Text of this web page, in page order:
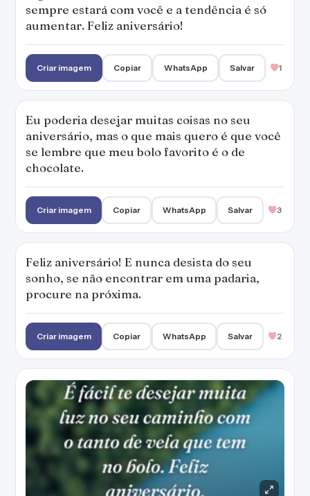
sempre estará com você e a tendência é só
aumentar. Feliz aniversário!
Criar imagem Copiar WhatsApp Salvar 1
Eu poderia desejar muitas coisas no seu
aniversário, mas o que mais quero é que você
se lembre que meu bolo favorito é o de
chocolate.
Criar imagem Copiar WhatsApp Salvar 3
Feliz aniversário! E nunca desista do seu
sonho, se não encontrar em uma padaria,
procure na próxima.
Criar imagem Copiar WhatsApp Salvar 2